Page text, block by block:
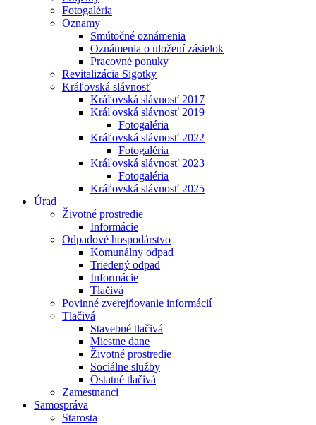
Fotogaléria
Oznamy
Smútočné oznámenia
Oznámenia o uložení zásielok
Pracovné ponuky
Revitalizácia Sigotky
Kráľovská slávnosť
Kráľovská slávnosť 2017
Kráľovská slávnosť 2019
Fotogaléria
Kráľovská slávnosť 2022
Fotogaléria
Kráľovská slávnosť 2023
Fotogaléria
Kráľovská slávnosť 2025
Úrad
Životné prostredie
Informácie
Odpadové hospodárstvo
Komunálny odpad
Triedený odpad
Informácie
Tlačivá
Povinné zverejňovanie informácií
Tlačivá
Stavebné tlačivá
Miestne dane
Životné prostredie
Sociálne služby
Ostatné tlačivá
Zamestnanci
Samospráva
Starosta